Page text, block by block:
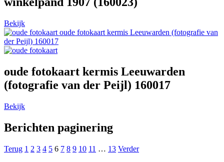
Bekijk
oude fotokaart kermis Leeuwarden (fotografie van
der Peijl) 160017
oude fotokaart kermis Leeuwarden
(fotografie van der Peijl) 160017
Bekijk
Berichten paginering
Terug 1 2 3 4 5 6 7 8 9 10 11 … 13 Verder